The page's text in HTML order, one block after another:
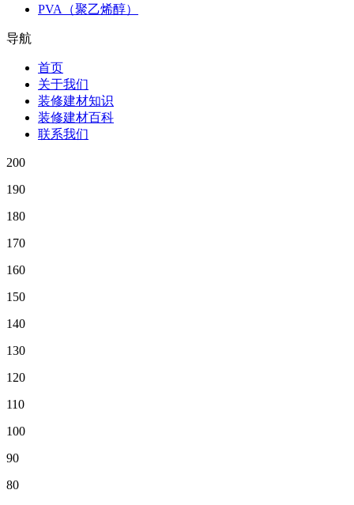
PVA（聚乙烯醇）
导航
首页
关于我们
装修建材知识
装修建材百科
联系我们
200
190
180
170
160
150
140
130
120
110
100
90
80